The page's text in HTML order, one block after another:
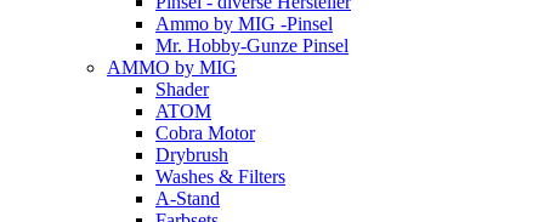
Ammo by MIG -Pinsel
Mr. Hobby-Gunze Pinsel
AMMO by MIG
Shader
ATOM
Cobra Motor
Drybrush
Washes & Filters
A-Stand